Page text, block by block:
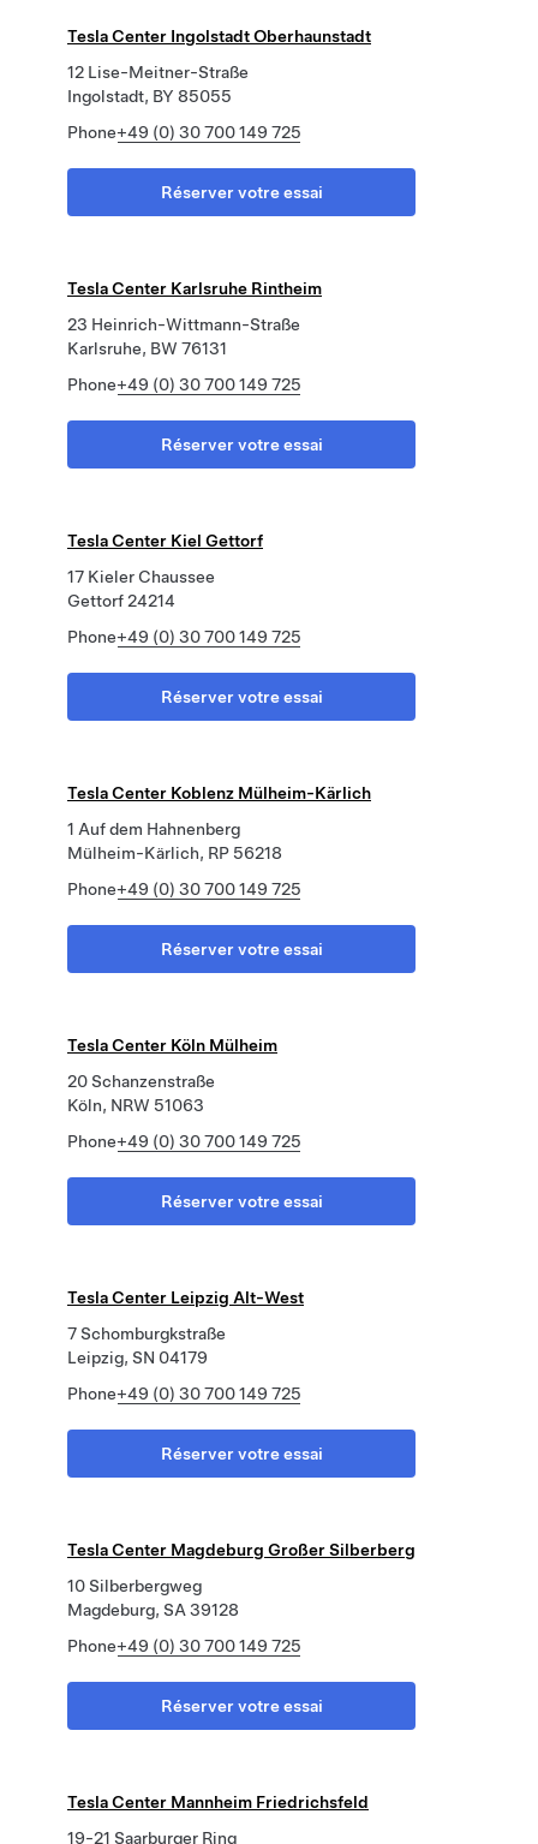
Tesla Center Ingolstadt Oberhaunstadt
12 Lise-Meitner-Straße
Ingolstadt, BY 85055
Phone+49 (0) 30 700 149 725
Réserver votre essai
Tesla Center Karlsruhe Rintheim
23 Heinrich-Wittmann-Straße
Karlsruhe, BW 76131
Phone+49 (0) 30 700 149 725
Réserver votre essai
Tesla Center Kiel Gettorf
17 Kieler Chaussee
Gettorf 24214
Phone+49 (0) 30 700 149 725
Réserver votre essai
Tesla Center Koblenz Mülheim-Kärlich
1 Auf dem Hahnenberg
Mülheim-Kärlich, RP 56218
Phone+49 (0) 30 700 149 725
Réserver votre essai
Tesla Center Köln Mülheim
20 Schanzenstraße
Köln, NRW 51063
Phone+49 (0) 30 700 149 725
Réserver votre essai
Tesla Center Leipzig Alt-West
7 Schomburgkstraße
Leipzig, SN 04179
Phone+49 (0) 30 700 149 725
Réserver votre essai
Tesla Center Magdeburg Großer Silberberg
10 Silberbergweg
Magdeburg, SA 39128
Phone+49 (0) 30 700 149 725
Réserver votre essai
Tesla Center Mannheim Friedrichsfeld
19-21 Saarburger Ring